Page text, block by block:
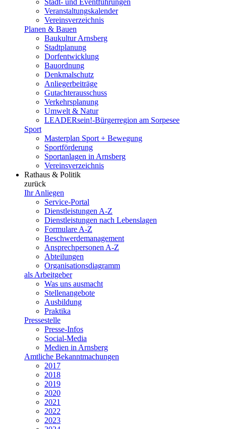
Stadt- und Eventführungen
Veranstaltungskalender
Vereinsverzeichnis
Planen & Bauen
Baukultur Arnsberg
Stadtplanung
Dorfentwicklung
Bauordnung
Denkmalschutz
Anliegerbeiträge
Gutachterausschuss
Verkehrsplanung
Umwelt & Natur
LEADERsein!-Bürgerregion am Sorpesee
Sport
Masterplan Sport + Bewegung
Sportförderung
Sportanlagen in Arnsberg
Vereinsverzeichnis
Rathaus & Politik
zurück
Ihr Anliegen
Service-Portal
Dienstleistungen A-Z
Dienstleistungen nach Lebenslagen
Formulare A-Z
Beschwerdemanagement
Ansprechpersonen A-Z
Abteilungen
Organisationsdiagramm
als Arbeitgeber
Was uns ausmacht
Stellenangebote
Ausbildung
Praktika
Pressestelle
Presse-Infos
Social-Media
Medien in Arnsberg
Amtliche Bekanntmachungen
2017
2018
2019
2020
2021
2022
2023